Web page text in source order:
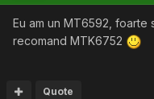
Eu am un MT6592, foarte
recomand MTK6752
Quote